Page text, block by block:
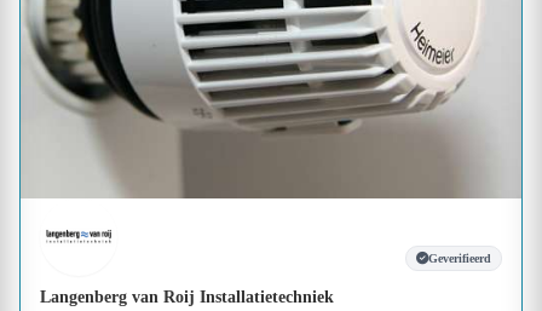
Geverifieerd
Langenberg van Roij Installatietechniek